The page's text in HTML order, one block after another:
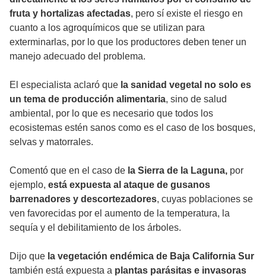
fruta y hortalizas afectadas, pero sí existe el riesgo en
cuanto a los agroquímicos que se utilizan para
exterminarlas, por lo que los productores deben tener un
manejo adecuado del problema.
El especialista aclaró que la sanidad vegetal no solo es
un tema de producción alimentaria, sino de salud
ambiental, por lo que es necesario que todos los
ecosistemas estén sanos como es el caso de los bosques,
selvas y matorrales.
Comentó que en el caso de la Sierra de la Laguna, por
ejemplo, está expuesta al ataque de gusanos
barrenadores y descortezadores, cuyas poblaciones se
ven favorecidas por el aumento de la temperatura, la
sequía y el debilitamiento de los árboles.
Dijo que la vegetación endémica de Baja California Sur
también está expuesta a plantas parásitas e invasoras